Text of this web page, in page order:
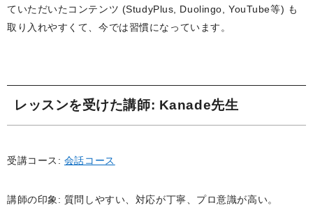
ていただいたコンテンツ (StudyPlus, Duolingo, YouTube等) も
取り入れやすくて、今では習慣になっています。
レッスンを受けた講師: Kanade先生
受講コース: 会話コース
講師の印象: 質問しやすい、対応が丁寧、プロ意識が高い。